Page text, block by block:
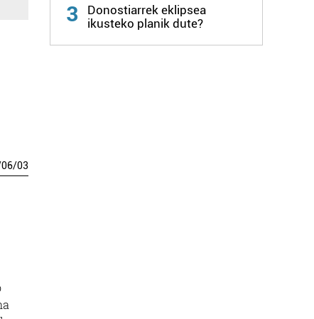
06/03
3
Donostiarrek eklipsea
ikusteko planik dute?